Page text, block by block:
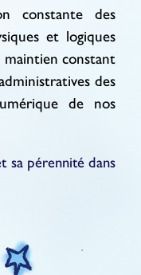
constante des
et logiques
maintien constant
des
de nos
sa pérennité dans